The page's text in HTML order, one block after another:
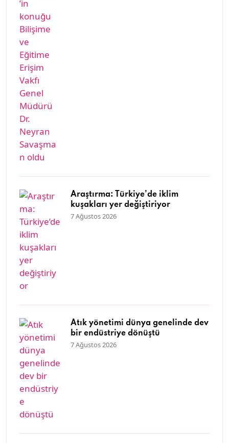
Araştırma: Türkiye’de iklim
kuşakları yer değiştiriyor
7 Ağustos 2026
Atık yönetimi dünya genelinde dev
bir endüstriye dönüştü
7 Ağustos 2026